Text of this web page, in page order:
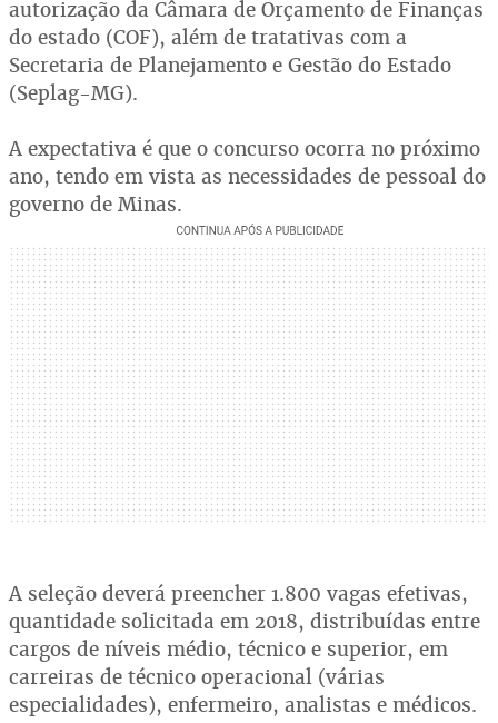
autorização da Câmara de Orçamento de Finanças
do estado (COF), além de tratativas com a
Secretaria de Planejamento e Gestão do Estado
(Seplag-MG).
A expectativa é que o concurso ocorra no próximo
ano, tendo em vista as necessidades de pessoal do
governo de Minas.
A seleção deverá preencher 1.800 vagas efetivas,
quantidade solicitada em 2018, distribuídas entre
cargos de níveis médio, técnico e superior, em
carreiras de técnico operacional (várias
especialidades), enfermeiro, analistas e médicos.